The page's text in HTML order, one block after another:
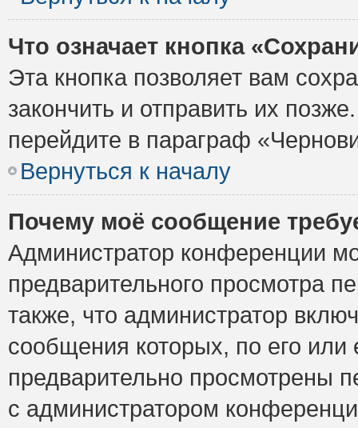
Что означает кнопка
Эта кнопка позволяет вам
закончить и отправить их
перейдите в параграф
Вернуться к началу
Почему моё сообщение
Администратор конференции
предварительного просмотра
также, что администратор
сообщения которых, по его
предварительно просмотрены
с администратором